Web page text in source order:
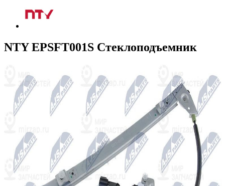
NTY EPSFT001S Стеклоподъемник